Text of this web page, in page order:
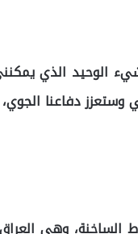
الوحيد الذي
وستعزز دفاعنا
الساخنة، وهي